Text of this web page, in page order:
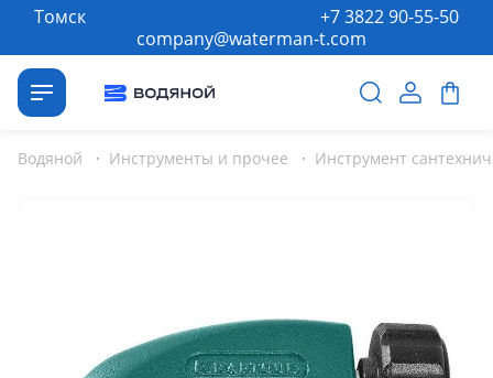
Томск
company@waterman-t.com
+7 3822 90-55-50
Водяной · Инструменты и прочее · Инструмент